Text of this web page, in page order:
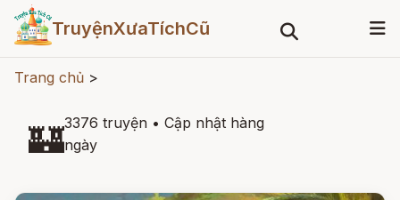
TruyệnXưaTíchCũ
Trang chủ >
🏰3376 truyện • Cập nhật hàng
ngày